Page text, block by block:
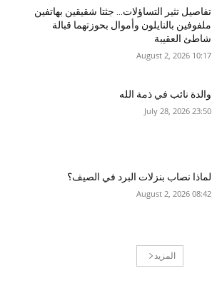
تفاصيل تثير التساؤلات… جثتا شقيقين بهاتفين
ملفوفين بالنايلون وأموال بحوزتهما قبالة
شاطئ العقيبة
10:17 2026 ,August 2
والدة نائب في ذمة الله
23:50 2026 ,July 28
لماذا نصاب بنزلات البرد في الصيف؟
08:42 2026 ,August 2
المزيد